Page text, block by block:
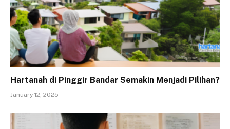
Hartanah di Pinggir Bandar Semakin Menjadi Pilihan?
January 12, 2025